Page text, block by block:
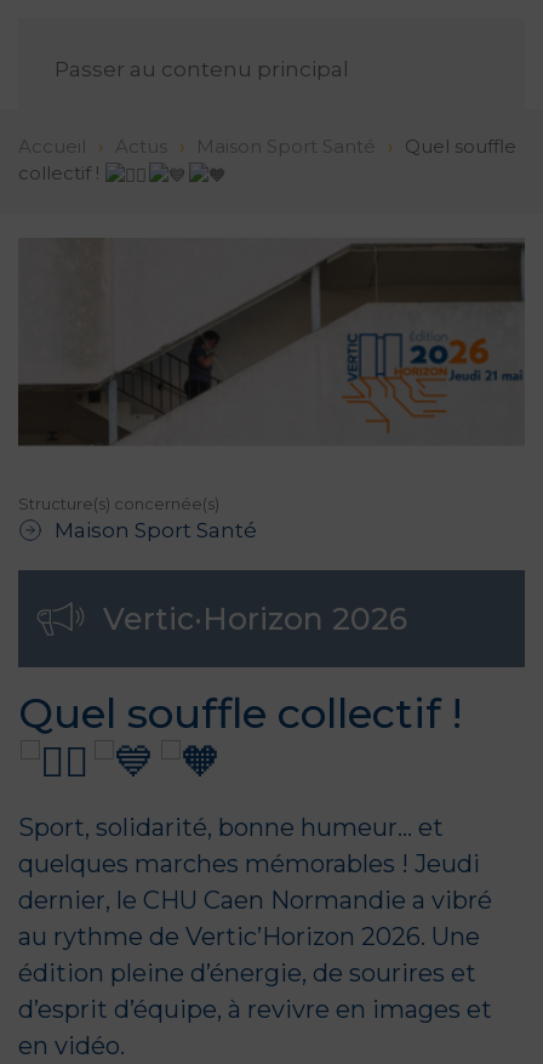
Passer au contenu principal
Accueil Actus Maison Sport Santé
Quel souffle
collectif !
Structure(s) concernée(s)
Maison Sport Santé
Vertic·Horizon 2026
Quel souffle collectif !
Sport, solidarité, bonne humeur… et
quelques marches mémorables ! Jeudi
dernier, le CHU Caen Normandie a vibré
au rythme de Vertic’Horizon 2026. Une
édition pleine d’énergie, de sourires et
d’esprit d’équipe, à revivre en images et
en vidéo.